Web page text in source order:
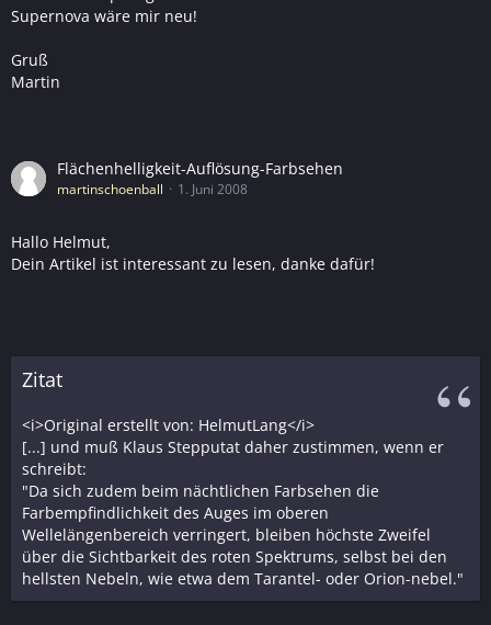
Supernova wäre mir neu!
Gruß
Martin
Flächenhelligkeit-Auflösung-Farbsehen
martinschoenball 1. Juni 2008
Hallo Helmut,
Dein Artikel ist interessant zu lesen, danke dafür!
Zitat
<i>Original erstellt von: HelmutLang</i>
[...] und muß Klaus Stepputat daher zustimmen, wenn er
schreibt:
"Da sich zudem beim nächtlichen Farbsehen die
Farbempfindlichkeit des Auges im oberen
Wellelängenbereich verringert, bleiben höchste Zweifel
über die Sichtbarkeit des roten Spektrums, selbst bei den
hellsten Nebeln, wie etwa dem Tarantel- oder Orion-nebel."